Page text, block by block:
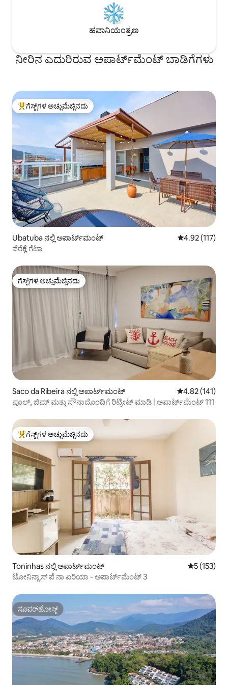
ಹವಾನಿಯಂತ್ರಣ
ನೀರಿನ ಎದುರಿರುವ ಅಪಾರ್ಟ್‌ಮೆಂಟ್ ಬಾಡಿಗೆಗಳು
ಗೆಸ್ಟ್‌ಗಳಿಗೆ ಅತಿ ಹೆಚ್ಚು ಅಚ್ಚುಮೆಚ್ಚಿನದು
ಗೆಸ್ಟ್‌ಗಳ ಅಚ್ಚುಮೆಚ್ಚಿನದು
Ubatuba ನಲ್ಲಿ ಅಪಾರ್ಟ್‌ಮಂಟ್ 5 ರಲ್ಲಿ 4.92
4.92 (117)
ಪೆರೆಕ್ವೆ ಗೆಟಾ
ಗೆಸ್ಟ್‌ಗಳ ಅಚ್ಚುಮೆಚ್ಚಿನದು
ಗೆಸ್ಟ್‌ಗಳ ಅಚ್ಚುಮೆಚ್ಚಿನದು
Saco da Ribeira ನಲ್ಲಿ ಅಪಾರ್ಟ್‌ಮಂಟ್ 5 ರಲ್ಲಿ 4.82
4.82 (141)
ಪೂಲ್, ಜಿಮ್ ಮತ್ತು ಸೌನಾದೊಂದಿಗೆ ರಿಟ್ರೀಟ್ ಮಾಡಿ | ಅಪಾರ್ಟ್‌ಮೆಂಟ್ 111
ಗೆಸ್ಟ್‌ಗಳಿಗೆ ಅತಿ ಹೆಚ್ಚು ಅಚ್ಚುಮೆಚ್ಚಿನದು
ಗೆಸ್ಟ್‌ಗಳ ಅಚ್ಚುಮೆಚ್ಚಿನದು
Toninhas ನಲ್ಲಿ ಅಪಾರ್ಟ್‌ಮಂಟ್ 5 ರಲ್ಲಿ 5
5 (153)
ಟೋನಿನ್ಹಾಸ್ ಪೆ ನಾ ಏರಿಯಾ - ಅಪಾರ್ಟ್‌ಮೆಂಟ್ 3
ಸೂಪರ್‌ಹೋಸ್ಟ್
ಸೂಪರ್‌ಹೋಸ್ಟ್